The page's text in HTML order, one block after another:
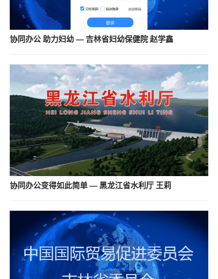
协同办公 助力妇幼 — 吉林省妇幼保健院 赵学鑫
协同办公变得如此简单 — 黑龙江省水利厅 王莉